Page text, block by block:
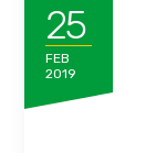
25
FEB
2019